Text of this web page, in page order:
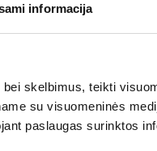
informacija
skelbimus, teikti
su visuomeninės
paslaugas surinktos